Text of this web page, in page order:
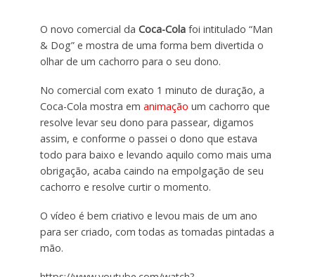
O novo comercial da Coca-Colafoi intitulado “Man
& Dog” e mostra de uma forma bem divertida o
olhar de um cachorro para o seu dono.
No comercial com exato 1 minuto de duração, a
Coca-Cola mostra em animação um cachorro que
resolve levar seu dono para passear, digamos
assim, e conforme o passei o dono que estava
todo para baixo e levando aquilo como mais uma
obrigação, acaba caindo na empolgação de seu
cachorro e resolve curtir o momento.
O vídeo é bem criativo e levou mais de um ano
para ser criado, com todas as tomadas pintadas a
mão.